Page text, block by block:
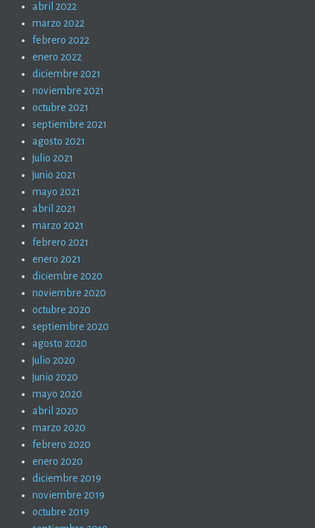
abril 2022
marzo 2022
febrero 2022
enero 2022
diciembre 2021
noviembre 2021
octubre 2021
septiembre 2021
agosto 2021
julio 2021
junio 2021
mayo 2021
abril 2021
marzo 2021
febrero 2021
enero 2021
diciembre 2020
noviembre 2020
octubre 2020
septiembre 2020
agosto 2020
julio 2020
junio 2020
mayo 2020
abril 2020
marzo 2020
febrero 2020
enero 2020
diciembre 2019
noviembre 2019
octubre 2019